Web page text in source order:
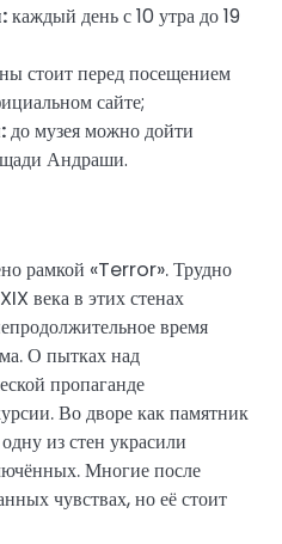
каждый день с 10 утра до 19
стоит перед посещением
сайте;
до музея можно дойти
Андраши.
рамкой «Terror». Трудно
века в этих стенах
время
О пытках над
пропаганде
Во дворе как памятник
из стен украсили
Многие после
чувствах, но её стоит